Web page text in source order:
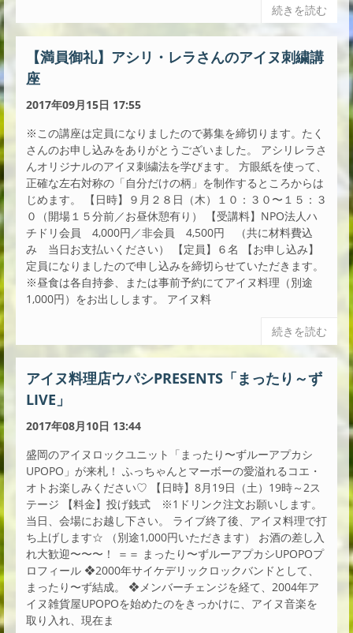
続きを読む
【満員御礼】アシリ・レラさんのアイヌ刺繍講
座
2017年09月15日 17:55
※この講座は定員になりましたので募集を締切ります。たく
さんのお申し込みをありがとうございました。 アシリレラさ
んオリジナルのアイヌ刺繍法を学びます。 方眼紙を使って、
正確な左右対称の「自分だけの柄」を制作するところからは
じめます。 【日時】９月２８日（木）１０：３０〜１５：３
０（開場１５分前／お昼休憩有り） 【受講料】NPO法人ハ
チドリ会員 4,000円／非会員 4,500円 （共に材料費込
み 当日お支払いください） 【定員】６名 【お申し込み】
定員になりましたので申し込みを締切らせていただきます。
※昼食は各自持参、または事前予約にてアイヌ料理（別途
1,000円）をお出しします。 アイヌ料
続きを読む
アイヌ料理店ウパシPRESENTS「まったり～ず
LIVE」
2017年08月10日 13:44
盛岡のアイヌロックユニット「まったり〜ずルーアプカシ
UPOPO」が来札！ ふっちゃんとマーボーの愛溢れるコエ・
オトお楽しみください♡ 【日時】8月19日（土）19時～2ス
テージ 【料金】投げ銭式 ※1ドリンク注文お願いします。
当日、会場にお越し下さい。 ライブ終了後、アイヌ料理で打
ち上げします☆ （別途1,000円いただきます） お酒の差し入
れ大歓迎〜〜〜！ ＝＝ まったり〜ずルーアプカシUPOPOプ
ロフィール ❖2000年サイケデリックロックバンドとして、
まったり〜ず結成。 ❖メンバーチェンジを経て、2004年ア
イヌ雑貨屋UPOPOを始めたのをきっかけに、アイヌ音楽を
取り入れ、現在ま